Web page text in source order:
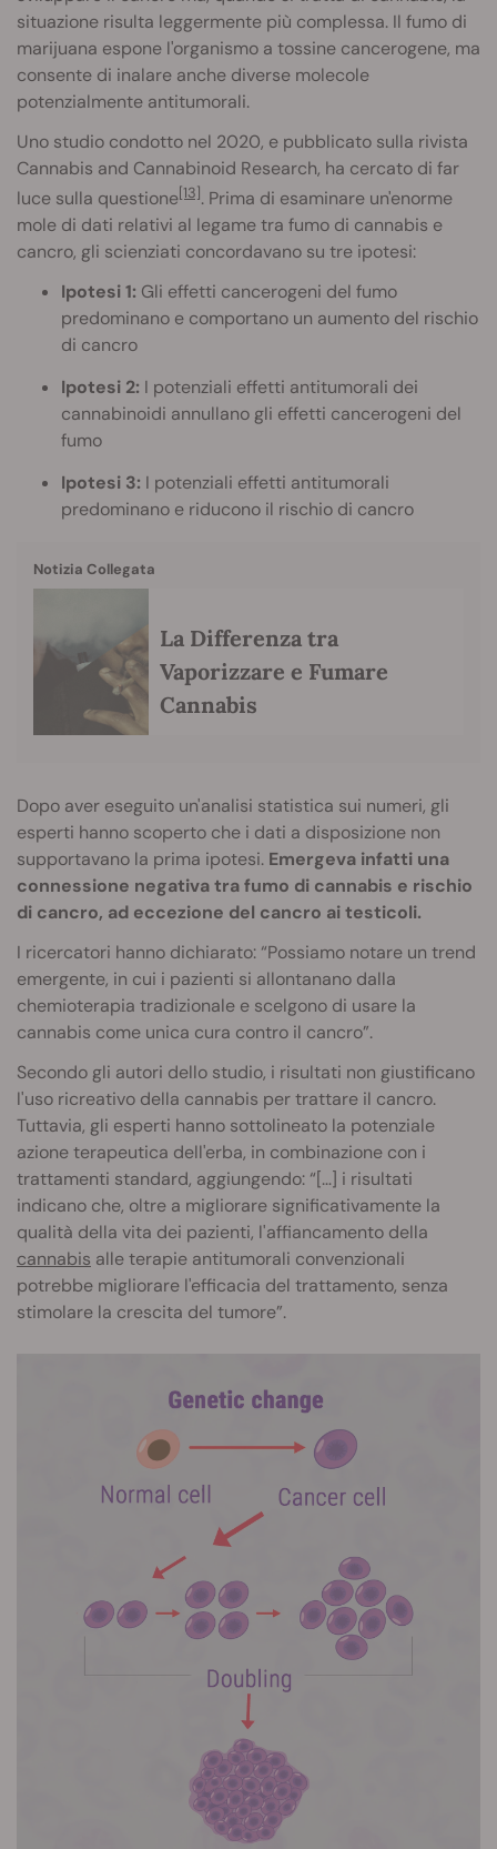
situazione risulta leggermente più complessa. Il fumo di
marijuana espone l'organismo a tossine cancerogene, ma
consente di inalare anche diverse molecole
potenzialmente antitumorali.
Uno studio condotto nel 2020, e pubblicato sulla rivista
Cannabis and Cannabinoid Research, ha cercato di far
luce sulla questione[13]. Prima di esaminare un'enorme
mole di dati relativi al legame tra fumo di cannabis e
cancro, gli scienziati concordavano su tre ipotesi:
Ipotesi 1: Gli effetti cancerogeni del fumo
predominano e comportano un aumento del rischio
di cancro
Ipotesi 2: I potenziali effetti antitumorali dei
cannabinoidi annullano gli effetti cancerogeni del
fumo
Ipotesi 3: I potenziali effetti antitumorali
predominano e riducono il rischio di cancro
Notizia Collegata
La Differenza tra
Vaporizzare e Fumare
Cannabis
Dopo aver eseguito un'analisi statistica sui numeri, gli
esperti hanno scoperto che i dati a disposizione non
supportavano la prima ipotesi. Emergeva infatti una
connessione negativa tra fumo di cannabis e rischio
di cancro, ad eccezione del cancro ai testicoli.
I ricercatori hanno dichiarato: “Possiamo notare un trend
emergente, in cui i pazienti si allontanano dalla
chemioterapia tradizionale e scelgono di usare la
cannabis come unica cura contro il cancro”.
Secondo gli autori dello studio, i risultati non giustificano
l'uso ricreativo della cannabis per trattare il cancro.
Tuttavia, gli esperti hanno sottolineato la potenziale
azione terapeutica dell'erba, in combinazione con i
trattamenti standard, aggiungendo: “[…] i risultati
indicano che, oltre a migliorare significativamente la
qualità della vita dei pazienti, l'affiancamento della
cannabis alle terapie antitumorali convenzionali
potrebbe migliorare l'efficacia del trattamento, senza
stimolare la crescita del tumore”.